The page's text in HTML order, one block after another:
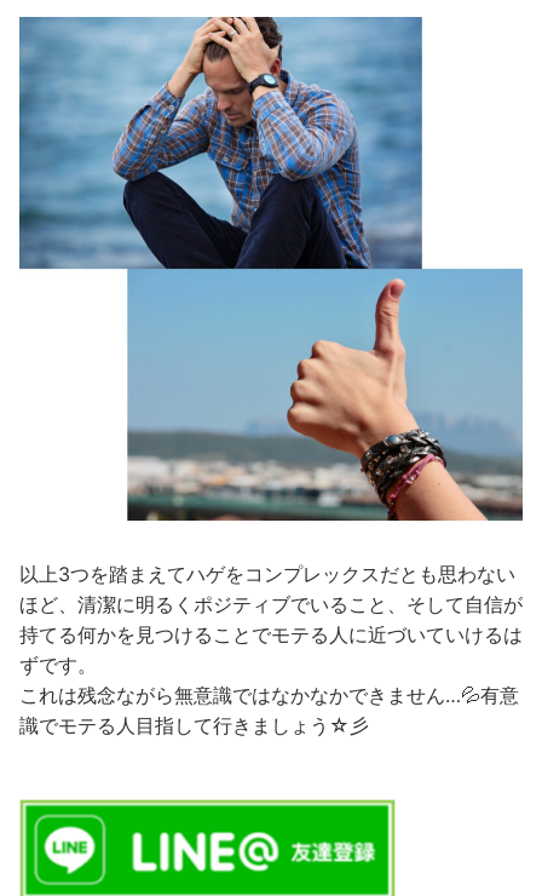
以上3つを踏まえてハゲをコンプレックスだとも思わない
ほど、清潔に明るくポジティブでいること、そして自信が
持てる何かを見つけることでモテる人に近づいていけるは
ずです。
これは残念ながら無意識ではなかなかできません…💦有意
識でモテる人目指して行きましょう☆彡